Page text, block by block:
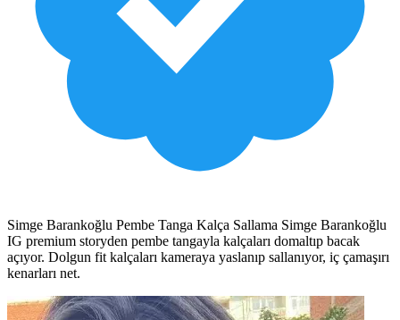
Simge Barankoğlu Pembe Tanga Kalça Sallama Simge Barankoğlu
IG premium storyden pembe tangayla kalçaları domaltıp bacak
açıyor. Dolgun fit kalçaları kameraya yaslanıp sallanıyor, iç çamaşırı
kenarları net.